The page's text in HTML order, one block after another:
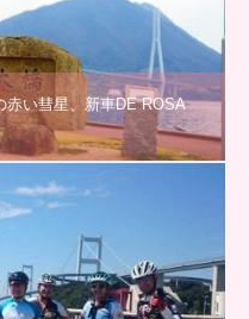
赤い彗星、新車DE ROSA